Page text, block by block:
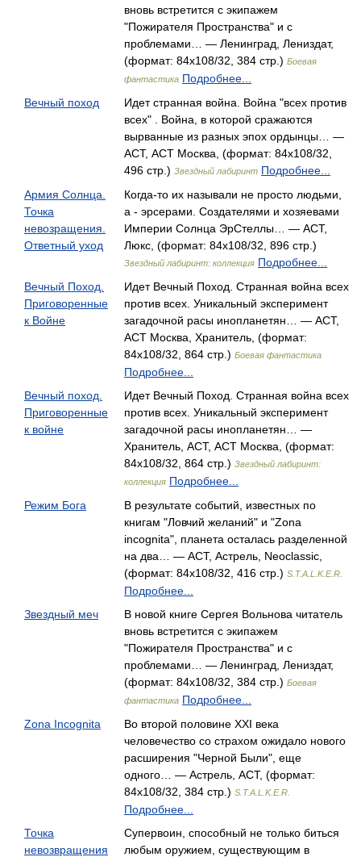
вновь встретится с экипажем
"Пожирателя Пространства" и с
проблемами… — Ленинград, Лениздат,
(формат: 84x108/32, 384 стр.) Боевая
фантастика Подробнее...
Вечный поход
Идет странная война. Война "всех против
всех" . Война, в которой сражаются
вырванные из разных эпох ордынцы… —
АСТ, АСТ Москва, (формат: 84x108/32,
496 стр.) Звездный лабиринт Подробнее...
Армия Солнца.
Точка
невозращения.
Ответный уход
Когда-то их называли не просто людьми,
а - эрсерами. Создателями и хозяевами
Империи Солнца ЭрСтеллы… — АСТ,
Люкс, (формат: 84x108/32, 896 стр.)
Звездный лабиринт: коллекция Подробнее...
Вечный Поход.
Приговоренные
к Войне
Идет Вечный Поход. Странная война всех
против всех. Уникальный эксперимент
загадочной расы инопланетян… — АСТ,
АСТ Москва, Хранитель, (формат:
84x108/32, 864 стр.) Боевая фантастика
Подробнее...
Вечный поход.
Приговоренные
к войне
Идет Вечный Поход. Странная война всех
против всех. Уникальный эксперимент
загадочной расы инопланетян… —
Хранитель, АСТ, АСТ Москва, (формат:
84x108/32, 864 стр.) Звездный лабиринт:
коллекция Подробнее...
Режим Бога
В результате событий, известных по
книгам "Ловчий желаний" и "Zona
incognita", планета осталась разделенной
на два… — АСТ, Астрель, Neoclassic,
(формат: 84x108/32, 416 стр.) S.T.A.L.K.E.R.
Подробнее...
Звездный меч
В новой книге Сергея Вольнова читатель
вновь встретится с экипажем
"Пожирателя Пространства" и с
проблемами… — Ленинград, Лениздат,
(формат: 84x108/32, 384 стр.) Боевая
фантастика Подробнее...
Zona Incognita
Во второй половине XXI века
человечество со страхом ожидало нового
расширения "Черной Были", еще
одного… — Астрель, АСТ, (формат:
84x108/32, 384 стр.) S.T.A.L.K.E.R.
Подробнее...
Точка
невозвращения
Супервоин, способный не только биться
любым оружием, существующим в